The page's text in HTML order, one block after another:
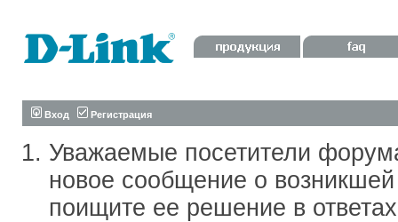
Вход Регистрация
Уважаемые посетители
новое сообщение о
поищите ее решение в